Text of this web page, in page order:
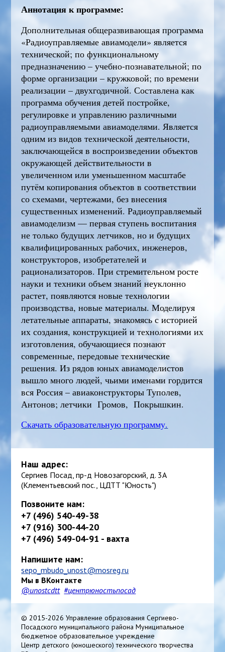
Аннотация к программе:
Дополнительная общеразвивающая программа
«Радиоуправляемые авиамодели» является
технической; по функциональному
предназначению – учебно-познавательной; по
форме организации – кружковой; по времени
реализации – двухгодичной. Составлена как
программа обучения детей постройке,
регулировке и управлению различными
радиоуправляемыми авиамоделями. Является
одним из видов технической деятельности,
заключающейся в воспроизведении объектов
окружающей действительности в
увеличенном или уменьшенном масштабе
путём копирования объектов в соответствии
со схемами, чертежами, без внесения
существенных изменений. Радиоуправляемый
авиамоделизм — первая ступень воспитания
не только будущих летчиков, но и будущих
квалифицированных рабочих, инженеров,
конструкторов, изобретателей и
рационализаторов. При стремительном росте
науки и техники объем знаний неуклонно
растет, появляются новые технологии
производства, новые материалы. Моделируя
летательные аппараты, знакомясь с историей
их создания, конструкцией и технологиями их
изготовления, обучающиеся познают
современные, передовые технические
решения. Из рядов юных авиамоделистов
вышло много людей, чьими именами гордится
вся Россия – авиаконструкторы Туполев,
Антонов; летчики Громов, Покрышкин.
Скачать образовательную программу.
Наш адрес:
Сергиев Посад, пр-д Новозагорский, д. 3А
(Клементьевский пос., ЦДТТ "Юность")
Позвоните нам:
+7 (496) 540-49-38
+7 (916) 300-44-20
+7 (496) 549-04-91 - вахта
Напишите нам:
sepo_mbudo_unost@mosreg.ru
Мы в ВКонтакте
@unostcdtt #центрюностьпосад
© 2015-2026 Управление образования Сергиево-
Посадского муниципального района Муниципальное
бюджетное образовательное учреждение
Центр детского (юношеского) технического творчества